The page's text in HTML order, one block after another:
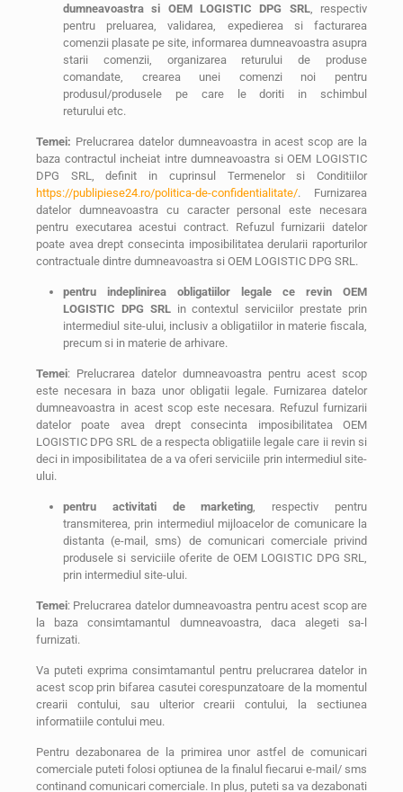
dumneavoastra si OEM LOGISTIC DPG SRL, respectiv
pentru preluarea, validarea, expedierea si facturarea
comenzii plasate pe site, informarea dumneavoastra asupra
starii comenzii, organizarea returului de produse
comandate, crearea unei comenzi noi pentru
produsul/produsele pe care le doriti in schimbul
returului etc.
Temei: Prelucrarea datelor dumneavoastra in acest scop are la
baza contractul incheiat intre dumneavoastra si OEM LOGISTIC
DPG SRL, definit in cuprinsul Termenelor si Conditiilor
https://publipiese24.ro/politica-de-confidentialitate/. Furnizarea
datelor dumneavoastra cu caracter personal este necesara
pentru executarea acestui contract. Refuzul furnizarii datelor
poate avea drept consecinta imposibilitatea derularii raporturilor
contractuale dintre dumneavoastra si OEM LOGISTIC DPG SRL.
pentru indeplinirea obligatiilor legale ce revin OEM
LOGISTIC DPG SRLin contextul serviciilor prestate prin
intermediul site-ului, inclusiv a obligatiilor in materie fiscala,
precum si in materie de arhivare.
Temei: Prelucrarea datelor dumneavoastra pentru acest scop
este necesara in baza unor obligatii legale. Furnizarea datelor
dumneavoastra in acest scop este necesara. Refuzul furnizarii
datelor poate avea drept consecinta imposibilitatea OEM
LOGISTIC DPG SRL de a respecta obligatiile legale care ii revin si
deci in imposibilitatea de a va oferi serviciile prin intermediul site-
ului.
pentru activitati de marketing, respectiv pentru
transmiterea, prin intermediul mijloacelor de comunicare la
distanta (e-mail, sms) de comunicari comerciale privind
produsele si serviciile oferite de OEM LOGISTIC DPG SRL,
prin intermediul site-ului.
Temei: Prelucrarea datelor dumneavoastra pentru acest scop are
la baza consimtamantul dumneavoastra, daca alegeti sa-l
furnizati.
Va puteti exprima consimtamantul pentru prelucrarea datelor in
acest scop prin bifarea casutei corespunzatoare de la momentul
crearii contului, sau ulterior crearii contului, la sectiunea
informatiile contului meu.
Pentru dezabonarea de la primirea unor astfel de comunicari
comerciale puteti folosi optiunea de la finalul fiecarui e-mail/ sms
continand comunicari comerciale. In plus, puteti sa va dezabonati